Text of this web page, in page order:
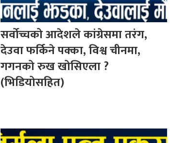
सर्वोच्चको आदेशले कांग्रेसमा तरंग,
देउवा फर्किने पक्का, विश्व चीनमा,
गगनको रुख खोसिएला ?
(भिडियोसहित)